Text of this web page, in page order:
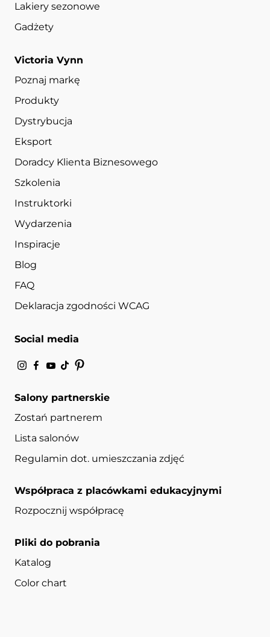
Lakiery sezonowe
Gadżety
Victoria Vynn
Poznaj markę
Produkty
Dystrybucja
Eksport
Doradcy Klienta Biznesowego
Szkolenia
Instruktorki
Wydarzenia
Inspiracje
Blog
FAQ
Deklaracja zgodności WCAG
Social media
Salony partnerskie
Zostań partnerem
Lista salonów
Regulamin dot. umieszczania zdjęć
Współpraca z placówkami edukacyjnymi
Rozpocznij współpracę
Pliki do pobrania
Katalog
Color chart